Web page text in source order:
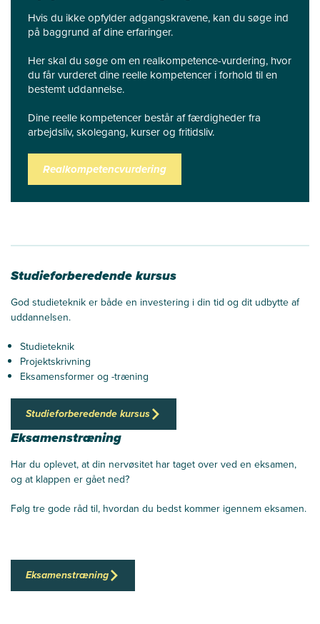
Hvis du ikke opfylder adgangskravene, kan du søge ind
på baggrund af dine erfaringer.
Her skal du søge om en realkompetence-vurdering, hvor
du får vurderet dine reelle kompetencer i forhold til en
bestemt uddannelse.
Dine reelle kompetencer består af færdigheder fra
arbejdsliv, skolegang, kurser og fritidsliv.
Realkompetencvurdering
Studieforberedende kursus
God studieteknik er både en investering i din tid og dit udbytte af
uddannelsen.
Studieteknik
Projektskrivning
Eksamensformer og -træning
Studieforberedende kursus
Eksamenstræning
Har du oplevet, at din nervøsitet har taget over ved en eksamen,
og at klappen er gået ned?
Følg tre gode råd til, hvordan du bedst kommer igennem eksamen.
Eksamenstræning